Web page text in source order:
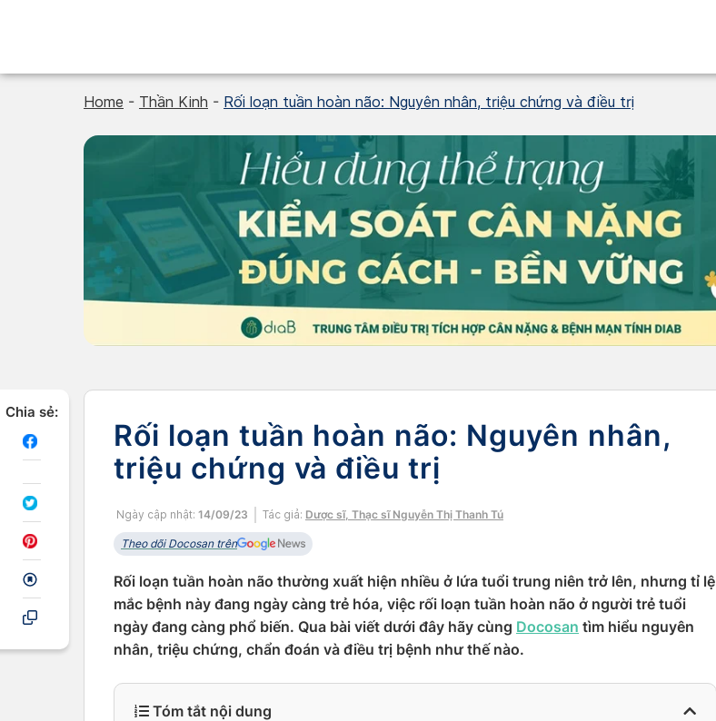
Home - Thần Kinh - Rối loạn tuần hoàn não: Nguyên nhân, triệu chứng và điều trị
Chia sẻ:
Rối loạn tuần hoàn não: Nguyên nhân,
triệu chứng và điều trị
Ngày cập nhật: 14/09/23 Tác giả: Dược sĩ, Thạc sĩ Nguyễn Thị Thanh Tú
Theo dõi Docosan trên
Rối loạn tuần hoàn não thường xuất hiện nhiều ở lứa tuổi trung niên trở lên, nhưng tỉ lệ
mắc bệnh này đang ngày càng trẻ hóa, việc rối loạn tuần hoàn não ở người trẻ tuổi
ngày đang càng phổ biến. Qua bài viết dưới đây hãy cùng Docosan tìm hiểu nguyên
nhân, triệu chứng, chẩn đoán và điều trị bệnh như thế nào.
Tóm tắt nội dung